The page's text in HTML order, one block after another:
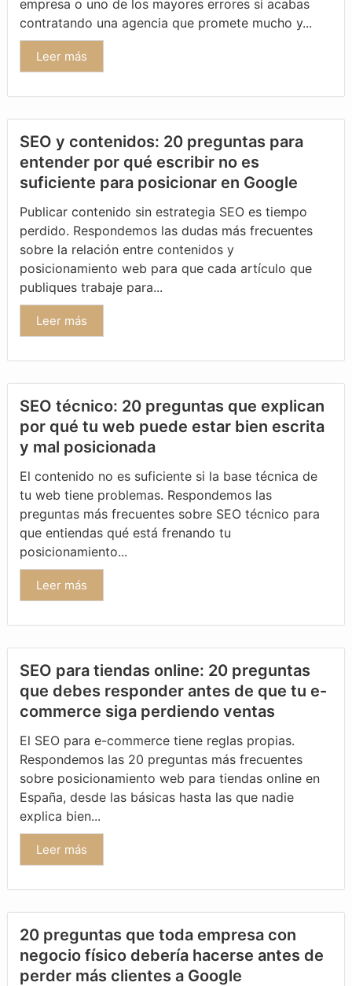
empresa o uno de los mayores errores si acabas
contratando una agencia que promete mucho y...
Leer más
SEO y contenidos: 20 preguntas para
entender por qué escribir no es
suficiente para posicionar en Google
Publicar contenido sin estrategia SEO es tiempo
perdido. Respondemos las dudas más frecuentes
sobre la relación entre contenidos y
posicionamiento web para que cada artículo que
publiques trabaje para...
Leer más
SEO técnico: 20 preguntas que explican
por qué tu web puede estar bien escrita
y mal posicionada
El contenido no es suficiente si la base técnica de
tu web tiene problemas. Respondemos las
preguntas más frecuentes sobre SEO técnico para
que entiendas qué está frenando tu
posicionamiento...
Leer más
SEO para tiendas online: 20 preguntas
que debes responder antes de que tu e-
commerce siga perdiendo ventas
El SEO para e-commerce tiene reglas propias.
Respondemos las 20 preguntas más frecuentes
sobre posicionamiento web para tiendas online en
España, desde las básicas hasta las que nadie
explica bien...
Leer más
20 preguntas que toda empresa con
negocio físico debería hacerse antes de
perder más clientes a Google